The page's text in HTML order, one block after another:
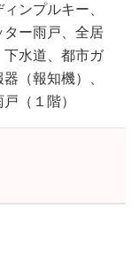
ンプルキー、
ター雨戸、全居
水道、都市ガ
（報知機）、
（１階）